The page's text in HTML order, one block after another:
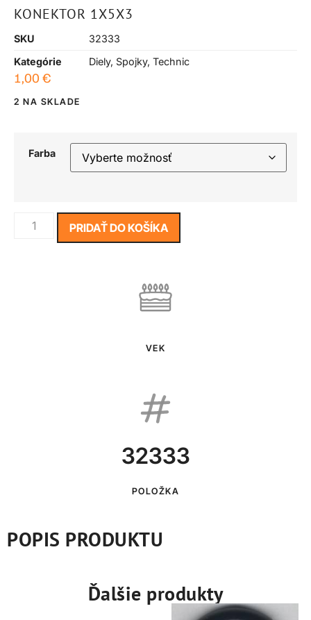
KONEKTOR 1X5X3
SKU
32333
Kategórie
Diely, Spojky, Technic
1,00 €
2 NA SKLADE
Farba
PRIDAŤ DO KOŠÍKA
VEK
32333
POLOŽKA
POPIS PRODUKTU
Ďalšie produkty